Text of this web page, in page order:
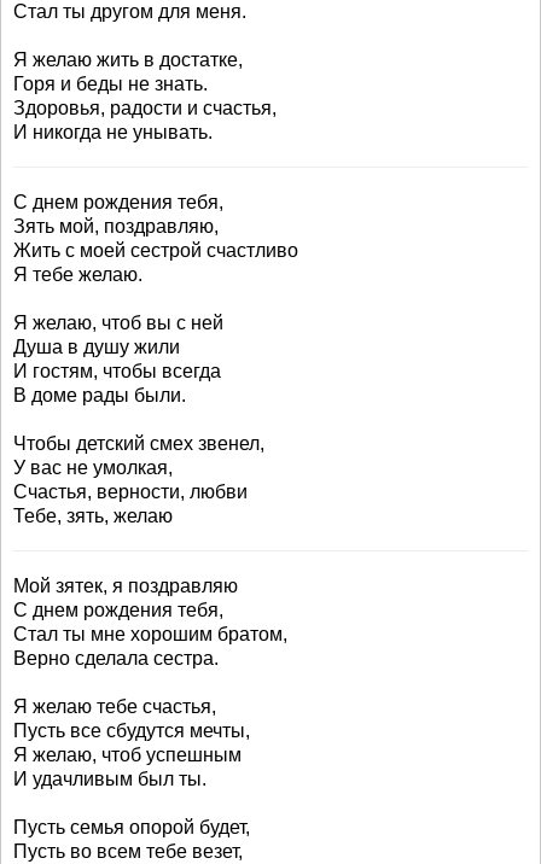
Стал ты другом для меня.
Я желаю жить в достатке,
Горя и беды не знать.
Здоровья, радости и счастья,
И никогда не унывать.
С днем рождения тебя,
Зять мой, поздравляю,
Жить с моей сестрой счастливо
Я тебе желаю.
Я желаю, чтоб вы с ней
Душа в душу жили
И гостям, чтобы всегда
В доме рады были.
Чтобы детский смех звенел,
У вас не умолкая,
Счастья, верности, любви
Тебе, зять, желаю
Мой зятек, я поздравляю
С днем рождения тебя,
Стал ты мне хорошим братом,
Верно сделала сестра.
Я желаю тебе счастья,
Пусть все сбудутся мечты,
Я желаю, чтоб успешным
И удачливым был ты.
Пусть семья опорой будет,
Пусть во всем тебе везет,